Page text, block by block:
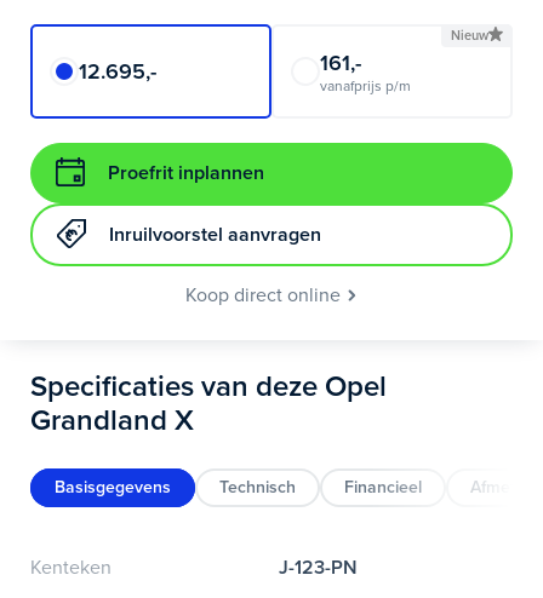
12.695,-
Nieuw
161,-
vanafprijs p/m
Proefrit inplannen
Inruilvoorstel aanvragen
Koop direct online
Specificaties van deze Opel
Grandland X
Basisgegevens Technisch Financieel
Kenteken
J-123-PN